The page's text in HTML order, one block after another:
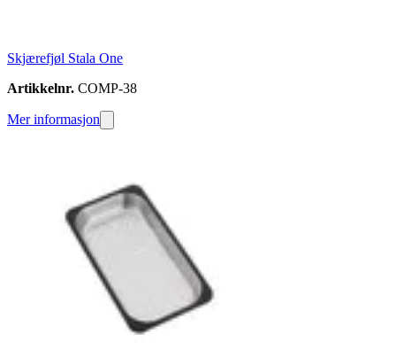
Skjærefjøl Stala One
Artikkelnr. COMP-38
Mer informasjon